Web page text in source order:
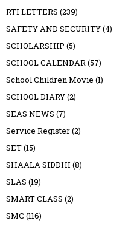
RTI LETTERS (239)
SAFETY AND SECURITY(4)
SCHOLARSHIP (5)
SCHOOL CALENDAR(57)
School Children Movie (1)
SCHOOL DIARY(2)
SEAS NEWS (7)
Service Register(2)
SET(15)
SHAALA SIDDHI (8)
SLAS (19)
SMART CLASS (2)
SMC (116)